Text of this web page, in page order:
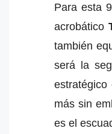
Para esta
acrobático
también
será la
estratégico
más sin
es el